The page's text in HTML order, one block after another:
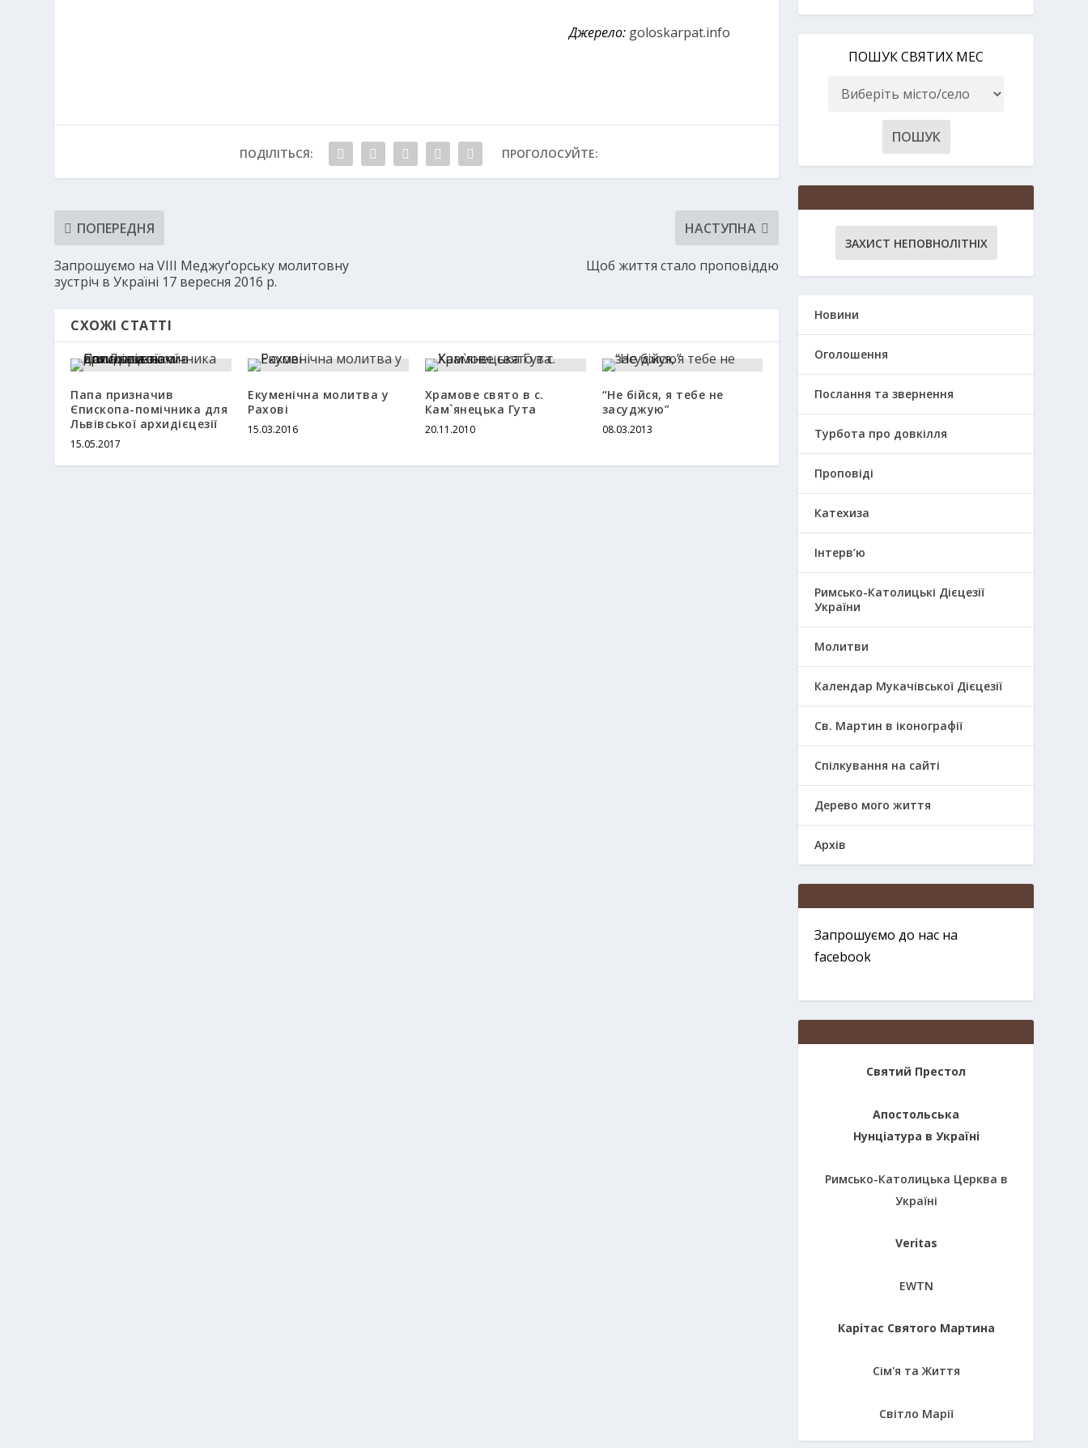
Джерело: goloskarpat.info
ПОДІЛІТЬСЯ: ПРОГОЛОСУЙТЕ:
ПОПЕРЕДНЯ
Запрошуємо на VIII Меджуґорську молитовну
зустріч в Україні 17 вересня 2016 р.
НАСТУПНА
Щоб життя стало проповіддю
СХОЖІ СТАТТІ
Папа призначив
Єпископа-помічника для
Львівської архидієцезії
15.05.2017
Екуменічна молитва у
Рахові
15.03.2016
Храмовe свято в с.
Кам`янецька Гута
20.11.2010
“Не бійся, я тебе не
засуджую”
08.03.2013
ПОШУК СВЯТИХ МЕС
ЗАХИСТ НЕПОВНОЛІТНІХ
Новини
Оголошення
Послання та звернення
Турбота про довкілля
Проповіді
Катехиза
Інтерв’ю
Римсько-Католицькі Дієцезії
України
Молитви
Календар Мукачівської Дієцезії
Св. Мартин в іконографії
Спілкування на сайті
Дерево мого життя
Архів
Запрошуємо до нас на
facebook
Святий Престол
Апостольська
Нунціатура в Україні
Римсько-Католицька Церква в
Україні
Veritas
EWTN
Карітас Святого Мартина
Сім'я та Життя
Світло Марії